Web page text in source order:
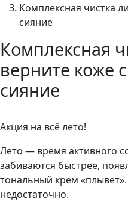
Комплексная чистка
сияние
Комплексная
верните коже
сияние
Акция на всё лето!
Лето — время активного
забиваются быстрее,
тональный крем
недостаточно.